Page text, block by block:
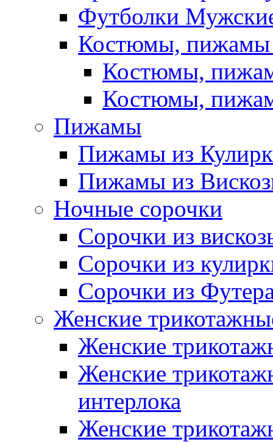
Футболки
Костюмы, пижамы
Костюмы,
Костюмы,
Пижамы
Пижамы из
Пижамы из
Ночные сорочки
Сорочки из
Сорочки из
Сорочки из
Женские
Женские
Женские
интерлока
Женские